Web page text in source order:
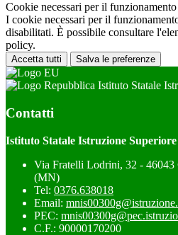
Cookie necessari per il funzionamento
I cookie necessari per il
disabilitati. È possibile consultare
policy.
Accetta tutti Salva le preferenze
Istituto Statale
Contatti
Istituto Statale Istruzione Superiore
Via Fratelli Lodrini, 32 - 46043
(MN)
Tel: 0376.638018
Email:
PEC:
C.F.: 90000170200